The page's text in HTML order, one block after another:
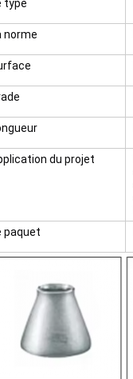
type
norme
du projet
paquet